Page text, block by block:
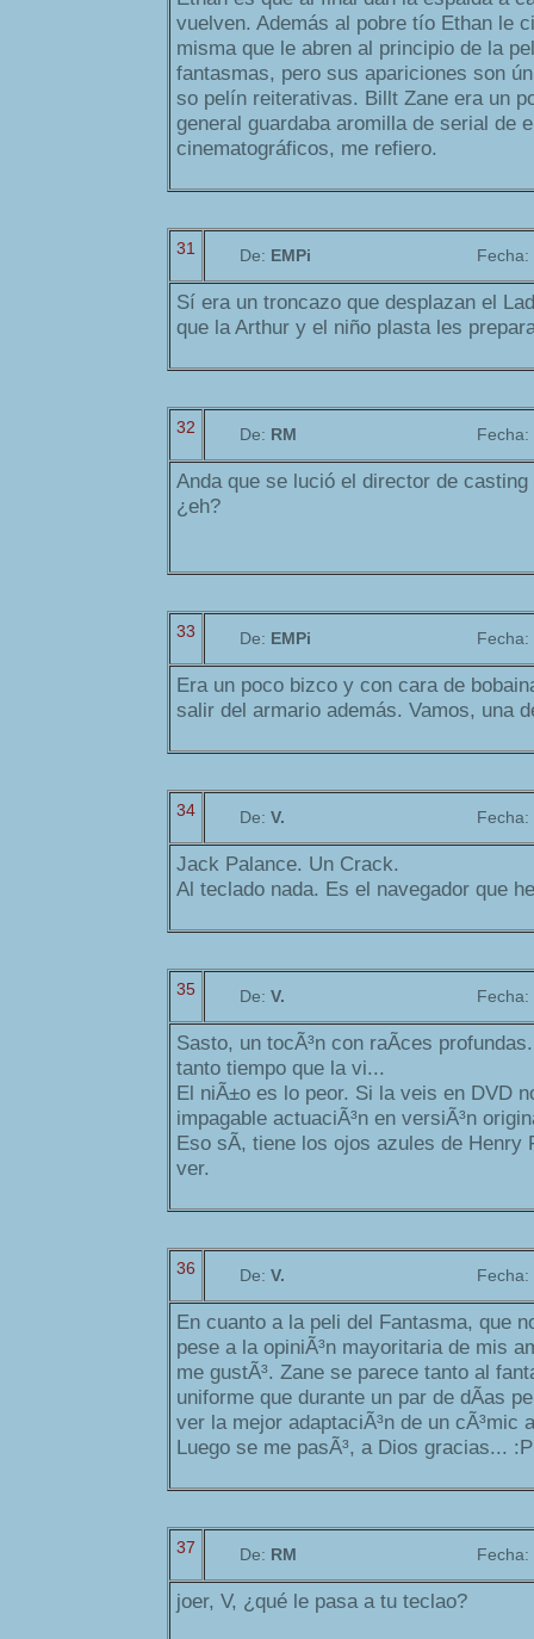
vuelven. Además al pobre tío Ethan le
misma que le abren al principio de la
fantasmas, pero sus apariciones son
so pelín reiterativas. Billt Zane era un
general guardaba aromilla de serial de
cinematográficos, me refiero.
31 De: EMPi Fecha:
Sí era un troncazo que desplazan el
que la Arthur y el niño plasta les
32 De: RM Fecha:
Anda que se lució el director de
¿eh?
33 De: EMPi Fecha:
Era un poco bizco y con cara de
salir del armario además. Vamos, una
34 De: V. Fecha:
Jack Palance. Un Crack.
Al teclado nada. Es el navegador que
35 De: V. Fecha:
Sasto, un tocÃ³n con raÃ­ces
tanto tiempo que la vi...
El niÃ±o es lo peor. Si la veis en DVD
impagable actuaciÃ³n en versiÃ³n
Eso sÃ­, tiene los ojos azules de Henry
ver.
36 De: V. Fecha:
En cuanto a la peli del Fantasma, que
pese a la opiniÃ³n mayoritaria de mis
me gustÃ³. Zane se parece tanto al
uniforme que durante un par de dÃ­as
ver la mejor adaptaciÃ³n de un cÃ³mic
Luego se me pasÃ³, a Dios gracias... :P
37 De: RM Fecha:
joer, V, ¿qué le pasa a tu teclao?